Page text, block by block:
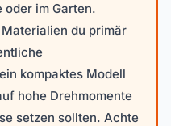
im Garten.
du primär
kompaktes Modell
hohe Drehmomente
setzen sollten. Achte